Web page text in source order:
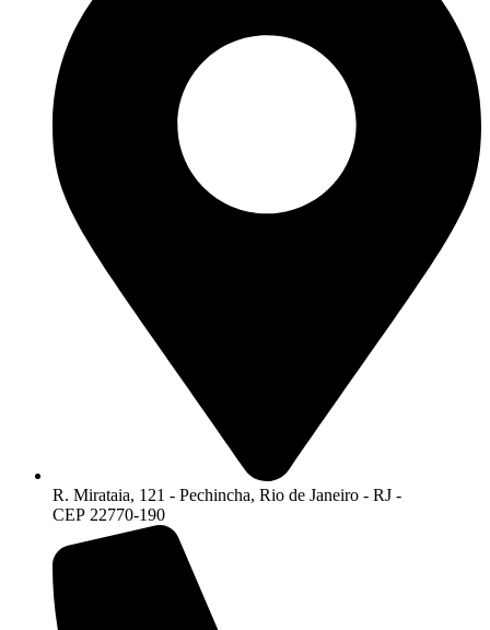
R. Mirataia, 121 - Pechincha, Rio de Janeiro - RJ -
CEP 22770-190